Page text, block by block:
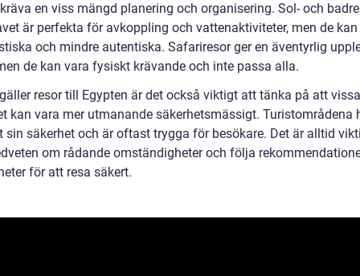
en viss mängd planering och organisering. Sol- och
är perfekta för avkoppling och vattenaktiviteter, men de
och mindre autentiska. Safariresor ger en äventyrlig
de kan vara fysiskt krävande och inte passa alla.
resor till Egypten är det också viktigt att tänka på att
kan vara mer utmanande säkerhetsmässigt. Turistområdena
sin säkerhet och är oftast trygga för besökare. Det är alltid
om rådande omständigheter och följa
för att resa säkert.